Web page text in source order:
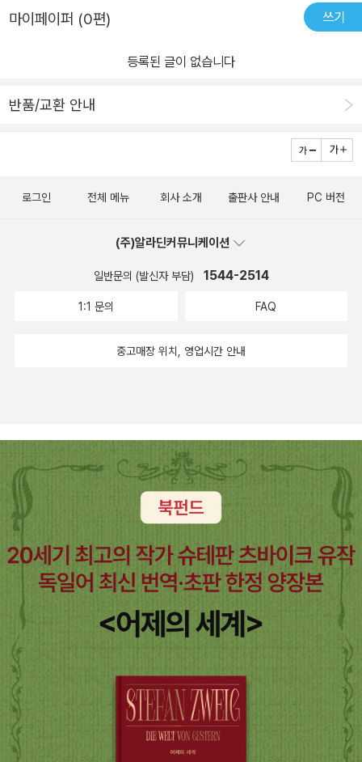
마이페이퍼 (0편) 쓰기
등록된 글이 없습니다
반품/교환 안내
로그인 전체 메뉴 회사 소개 출판사 안내 PC 버전
(주)알라딘커뮤니케이션
일반문의 (발신자 부담) 1544-2514
1:1 문의 FAQ
중고매장 위치, 영업시간 안내